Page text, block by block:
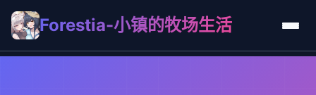
Forestia-小镇的牧场生活